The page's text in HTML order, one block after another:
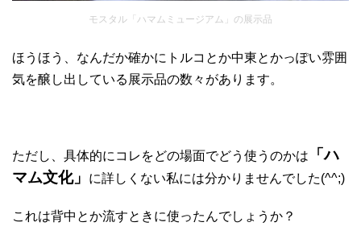
モスタル「ハマムミュージアム」の展示品
ほうほう、なんだか確かにトルコとか中東とかっぽい雰囲
気を醸し出している展示品の数々があります。
ただし、具体的にコレをどの場面でどう使うのかは
「ハ
マム文化」
に詳しくない私には分かりませんでした(^^;)
これは背中とか流すときに使ったんでしょうか？